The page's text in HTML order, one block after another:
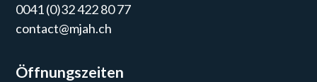
0041 (0)32 422 80 77
contact@mjah.ch
Öffnungszeiten